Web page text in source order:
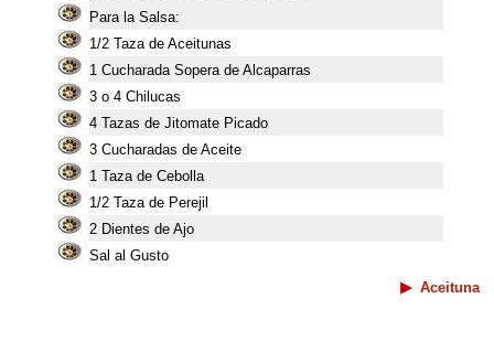
Para la Salsa:
1/2 Taza de Aceitunas
1 Cucharada Sopera de Alcaparras
3 o 4 Chilucas
4 Tazas de Jitomate Picado
3 Cucharadas de Aceite
1 Taza de Cebolla
1/2 Taza de Perejil
2 Dientes de Ajo
Sal al Gusto
Aceituna